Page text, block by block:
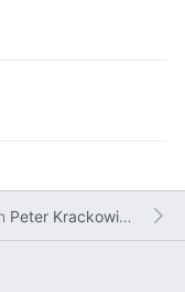
Peter Krackowizer